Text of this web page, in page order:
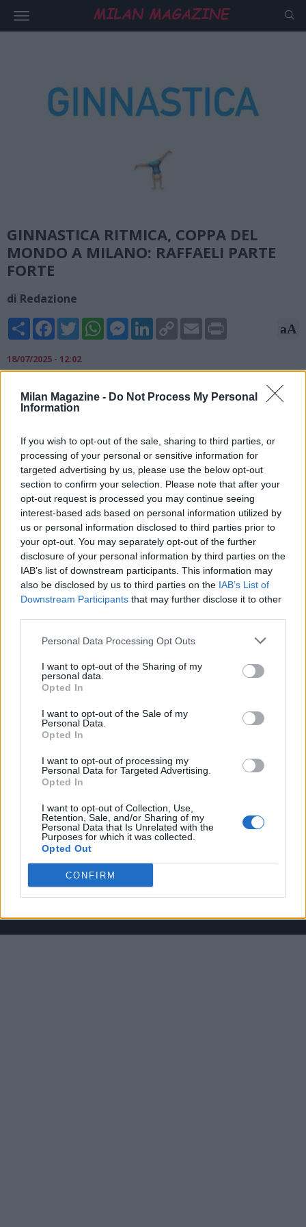
Milan Magazine - Do Not Process My Personal
Information
If you wish to opt-out of the sale, sharing to third parties, or
processing of your personal or sensitive information for
targeted advertising by us, please use the below opt-out
section to confirm your selection. Please note that after your
opt-out request is processed you may continue seeing
interest-based ads based on personal information utilized by
us or personal information disclosed to third parties prior to
your opt-out. You may separately opt-out of the further
disclosure of your personal information by third parties on the
IAB’s list of downstream participants. This information may
also be disclosed by us to third parties on the IAB’s List of
Downstream Participants that may further disclose it to other
Personal Data Processing Opt Outs
I want to opt-out of the Sharing of my
personal data.
Opted In
I want to opt-out of the Sale of my
Personal Data.
Opted In
I want to opt-out of processing my
Personal Data for Targeted Advertising.
Opted In
I want to opt-out of Collection, Use,
Retention, Sale, and/or Sharing of my
Personal Data that Is Unrelated with the
Purposes for which it was collected.
Opted Out
CONFIRM
GINNASTICA RITMICA, COPPA DEL
MONDO A MILANO: RAFFAELI PARTE
FORTE
di Redazione
Share FacebookTwitterWhatsAppMessengerLinkedInCopy
Link
Email aA
18/07/2025 - 12:02
Sofia Raffaeli parte a razzo, nella World Cup di ginnastica
ritmica a Milano, al Forum di Assago. Esordio impressionante
Nikolova e il 28.150 dell'ucraina Taisiia Onofriichuk, entrambe
protagoniste dei recenti Europei di Tallinn.
Il materiale (testo, foto e video) consultabile in questo portale è di nostra proprietà.
Alcune foto (screenshot) ed articoli presenti su "Milan Magazine" sono in parte giunti da
pubblico dominio. Se i soggetti o gli autori avessero qualcosa in contrario alla
pubblicazione, non avranno che da segnalarlo alla redazione (indirizzo email:
redazione@napolimagazine.com), che provvederà prontamente alla rimozione.
"Milan Magazine" non è una testata giornalistica, ma un sito di informazione di
proprietà di Napoli Magazine, e non è in alcun modo collegato alla A.C. Milan, che ne
detiene tutti i marchi e diritti.